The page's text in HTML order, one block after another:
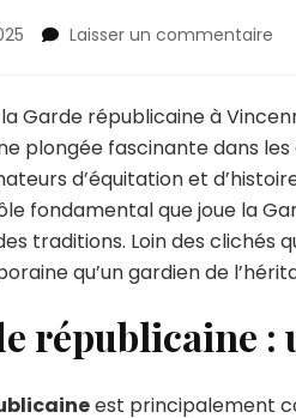
Laisser un commentaire
de
à
Garde républicaine à
plongée fascinante dans
d’équitation et
fondamental que joue la
traditions. Loin des clichés
qu’un gardien de
républicaine :
est principalement